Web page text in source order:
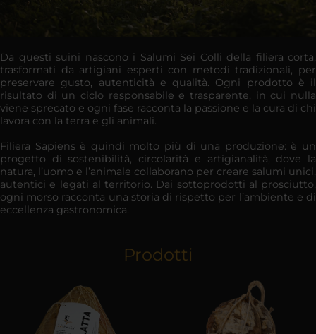
Da questi suini nascono i Salumi Sei Colli della filiera corta,
trasformati da artigiani esperti con metodi tradizionali, per
preservare gusto, autenticità e qualità. Ogni prodotto è il
risultato di un ciclo responsabile e trasparente, in cui nulla
viene sprecato e ogni fase racconta la passione e la cura di chi
lavora con la terra e gli animali.
Filiera Sapiens è quindi molto più di una produzione: è un
progetto di sostenibilità, circolarità e artigianalità, dove la
natura, l’uomo e l’animale collaborano per creare salumi unici,
autentici e legati al territorio. Dai sottoprodotti al prosciutto,
ogni morso racconta una storia di rispetto per l’ambiente e di
eccellenza gastronomica.
Prodotti